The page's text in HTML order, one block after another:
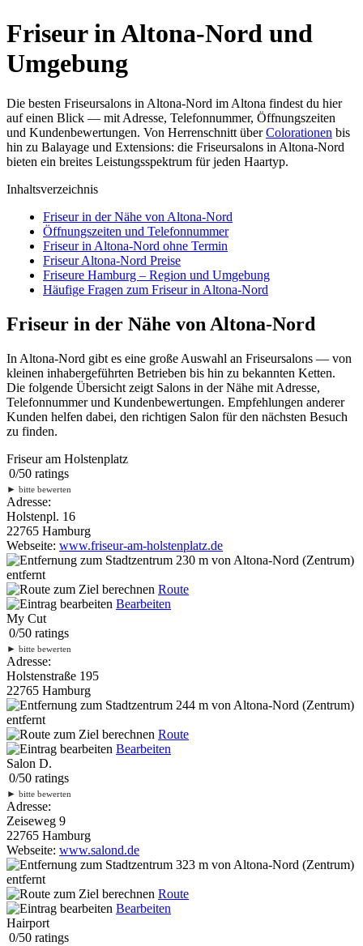
Friseur in Altona-Nord und
Umgebung
Die besten Friseursalons in Altona-Nord im Altona findest du hier
auf einen Blick — mit Adresse, Telefonnummer, Öffnungszeiten
und Kundenbewertungen. Von Herrenschnitt überColorationen bis
hin zu Balayage und Extensions: die Friseursalons in Altona-Nord
bieten ein breites Leistungsspektrum für jeden Haartyp.
Inhaltsverzeichnis
Friseur in der Nähe von Altona-Nord
Öffnungszeiten und Telefonnummer
Friseur in Altona-Nord ohne Termin
Friseur Altona-Nord Preise
Friseure Hamburg – Region und Umgebung
Häufige Fragen zum Friseur in Altona-Nord
Friseur in der Nähe von Altona-Nord
In Altona-Nord gibt es eine große Auswahl an Friseursalons — von
kleinen inhabergeführten Betrieben bis hin zu bekannten Ketten.
Die folgende Übersicht zeigt Salons in der Nähe mit Adresse,
Telefonnummer und Kundenbewertungen. Empfehlungen anderer
Kunden helfen dabei, den richtigen Salon für den nächsten Besuch
zu finden.
Friseur am Holstenplatz
0/50 ratings
► bitte bewerten
Adresse:
Holstenpl. 16
22765 Hamburg
Webseite: www.friseur-am-holstenplatz.de
230 m von Altona-Nord (Zentrum)
entfernt
Route
Bearbeiten
My Cut
0/50 ratings
► bitte bewerten
Adresse:
Holstenstraße 195
22765 Hamburg
244 m von Altona-Nord (Zentrum)
entfernt
Route
Bearbeiten
Salon D.
0/50 ratings
► bitte bewerten
Adresse:
Zeiseweg 9
22765 Hamburg
Webseite: www.salond.de
323 m von Altona-Nord (Zentrum)
entfernt
Route
Bearbeiten
Hairport
0/50 ratings